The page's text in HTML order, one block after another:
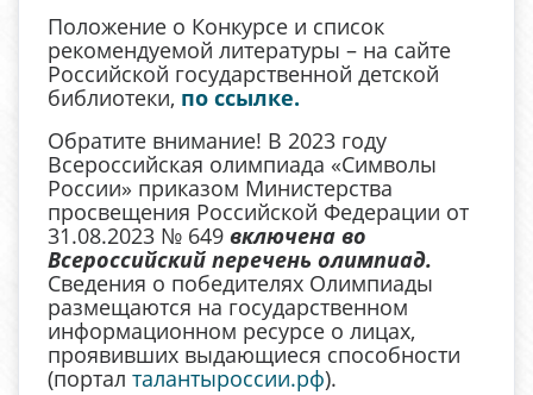
Положение о Конкурсе и список
рекомендуемой литературы – на сайте
Российской государственной детской
библиотеки, по ссылке.
Обратите внимание! В 2023 году
Всероссийская олимпиада «Символы
России» приказом Министерства
просвещения Российской Федерации от
31.08.2023 № 649 включена во
Всероссийский перечень олимпиад.
Сведения о победителях Олимпиады
размещаются на государственном
информационном ресурсе о лицах,
проявивших выдающиеся способности
(портал талантыроссии.рф).